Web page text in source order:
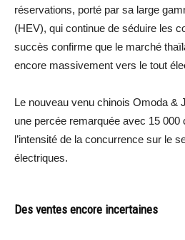
réservations, porté par sa large
(HEV), qui continue de séduire les
succès confirme que le marché
encore massivement vers le tout
Le nouveau venu chinois Omoda &
une percée remarquée avec 15
l’intensité de la concurrence sur le
électriques.
Des ventes encore incertaines